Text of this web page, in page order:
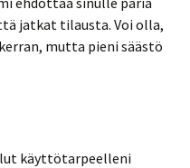
jatkat tilausta. Voi olla,
mutta pieni säästö
käyttötarpeelleni